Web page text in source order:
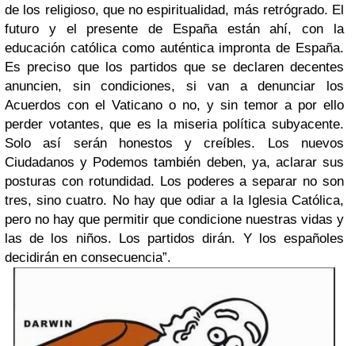
de los religioso, que no espiritualidad, más retrógrado. El
futuro y el presente de España están ahí, con la
educación católica como auténtica impronta de España.
Es preciso que los partidos que se declaren decentes
anuncien, sin condiciones, si van a denunciar los
Acuerdos con el Vaticano o no, y sin temor a por ello
perder votantes, que es la miseria política subyacente.
Solo así serán honestos y creíbles. Los nuevos
Ciudadanos y Podemos también deben, ya, aclarar sus
posturas con rotundidad. Los poderes a separar no son
tres, sino cuatro. No hay que odiar a la Iglesia Católica,
pero no hay que permitir que condicione nuestras vidas y
las de los niños. Los partidos dirán. Y los españoles
decidirán en consecuencia”.